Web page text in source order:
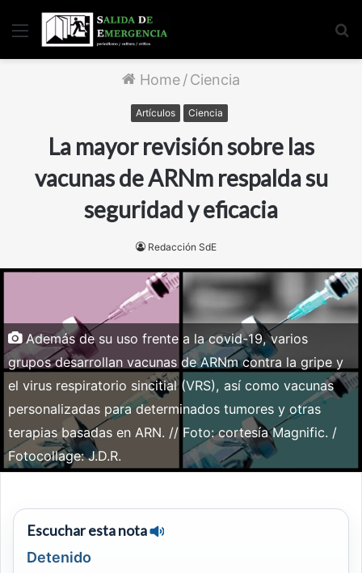
Menu
Home/Ciencia
Artículos Ciencia
La mayor revisión sobre las
vacunas de ARNm respalda su
seguridad y eficacia
Redacción SdE
Además de su uso frente a la covid-19, varios
grupos desarrollan vacunas de ARNm contra la gripe y
el virus respiratorio sincitial (VRS), así como vacunas
personalizadas para determinados tumores y otras
terapias basadas en ARN. // Foto: cortesía Magnific. /
Fotocollage: J.D.R.
Escuchar esta nota
Detenido